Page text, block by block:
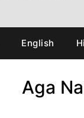
English
Aga